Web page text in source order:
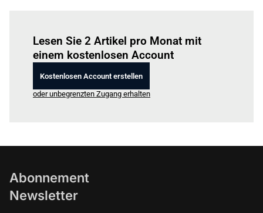
Lesen Sie 2 Artikel pro Monat mit
einem kostenlosen Account
Kostenlosen Account erstellen
oder unbegrenzten Zugang erhalten
Abonnement
Newsletter